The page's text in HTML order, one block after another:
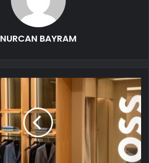
NURCAN BAYRAM